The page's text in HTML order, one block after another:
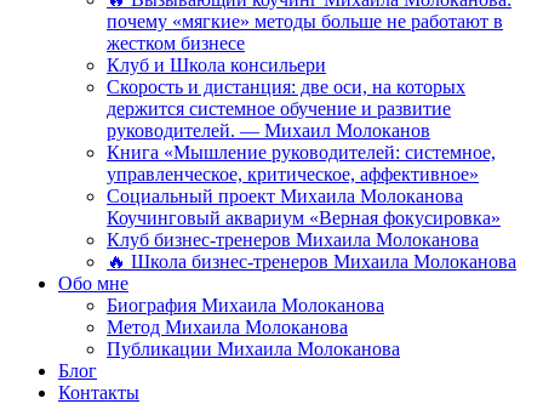
почему «мягкие» методы больше не работают в
жестком бизнесе
Клуб и Школа консильери
Скорость и дистанция: две оси, на которых
держится системное обучение и развитие
руководителей. — Михаил Молоканов
Книга «Мышление руководителей: системное,
управленческое, критическое, аффективное»
Социальный проект Михаила Молоканова
Коучинговый аквариум «Верная фокусировка»
Клуб бизнес-тренеров Михаила Молоканова
🔥 Школа бизнес-тренеров Михаила Молоканова
Обо мне
Биография Михаила Молоканова
Метод Михаила Молоканова
Публикации Михаила Молоканова
Блог
Контакты